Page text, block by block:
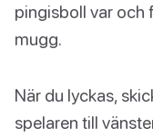
pingisboll var och
mugg.
När du lyckas,
spelaren till